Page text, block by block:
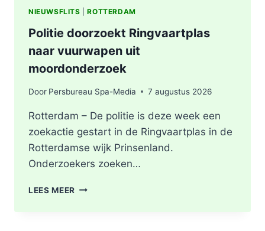
NIEUWSFLITS |ROTTERDAM
Politie doorzoekt Ringvaartplas
naar vuurwapen uit
moordonderzoek
Door Persbureau Spa-Media 7 augustus 2026
Rotterdam – De politie is deze week een
zoekactie gestart in de Ringvaartplas in de
Rotterdamse wijk Prinsenland.
Onderzoekers zoeken…
LEES MEER POLITIE